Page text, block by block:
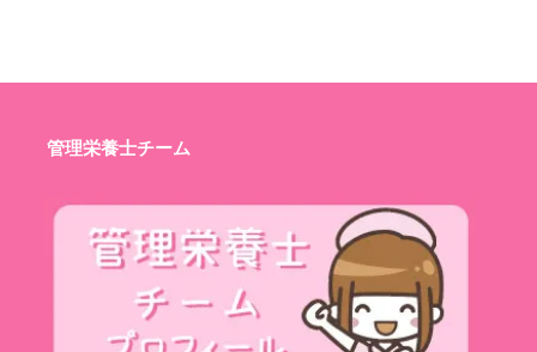
管理栄養士チーム